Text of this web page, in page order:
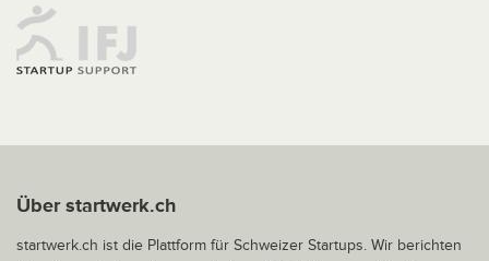
Über startwerk.ch
startwerk.ch ist die Plattform für Schweizer Startups. Wir berichten